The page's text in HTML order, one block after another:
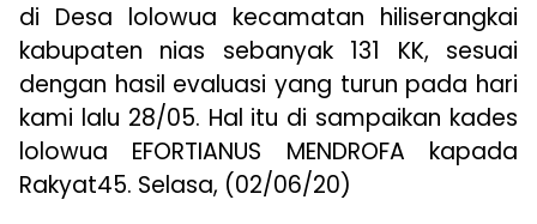
di Desa lolowua kecamatan hiliserangkai
kabupaten nias sebanyak 131 KK, sesuai
dengan hasil evaluasi yang turun pada hari
kami lalu 28/05. Hal itu di sampaikan kades
lolowua EFORTIANUS MENDROFA kapada
Rakyat45. Selasa, (02/06/20)